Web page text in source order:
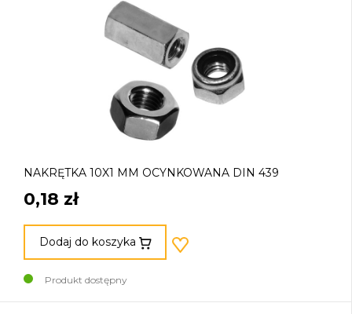
NAKRĘTKA 10X1 MM OCYNKOWANA DIN 439
0,18 zł
Dodaj do koszyka
Produkt dostępny